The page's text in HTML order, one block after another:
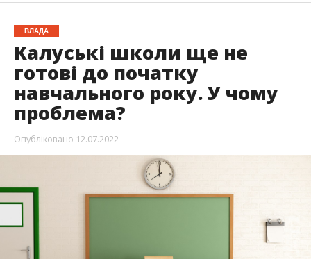
ВЛАДА
Калуські школи ще не
готові до початку
навчального року. У чому
проблема?
Опубліковано 12.07.2022